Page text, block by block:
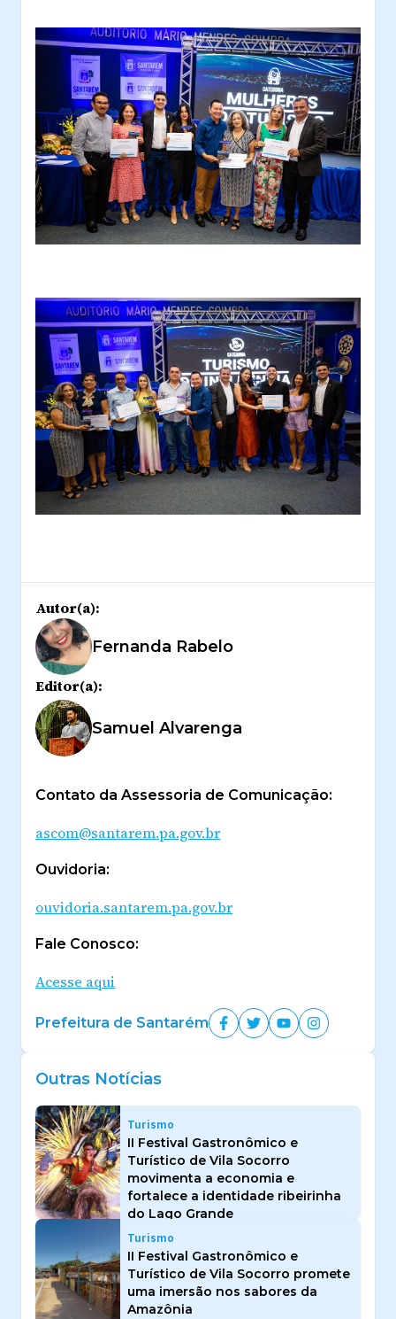
Autor(a):
Fernanda Rabelo
Editor(a):
Samuel Alvarenga
Contato da Assessoria de Comunicação:
ascom@santarem.pa.gov.br
Ouvidoria:
ouvidoria.santarem.pa.gov.br
Fale Conosco:
Acesse aqui
Prefeitura de Santarém
Outras Notícias
Turismo
II Festival Gastronômico e
Turístico de Vila Socorro
movimenta a economia e
fortalece a identidade ribeirinha
do Lago Grande
Turismo
II Festival Gastronômico e
Turístico de Vila Socorro promete
uma imersão nos sabores da
Amazônia